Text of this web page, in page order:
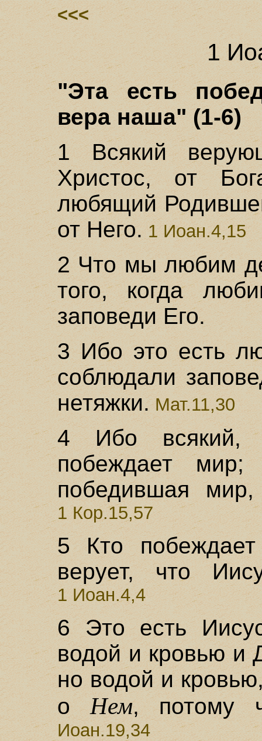
<<<
1
"Эта есть
вера наша" (1-6)
1 Всякий
Христос, от
любящий
от Него. 1 Иоан.4,15
2 Что мы любим
того, когда
заповеди Его.
3 Ибо это есть
соблюдали
нетяжки.Мат.11,30
4 Ибо всякий,
побеждает
победившая
1 Кор.15,57
5 Кто
верует, что
1 Иоан.4,4
6 Это есть
водой и кровью и
но водой и
о Нем, потому
Иоан.19,34